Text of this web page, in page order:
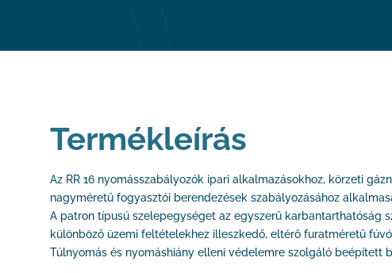
Termékleírás
Az RR 16 nyomásszabályozók ipari alkalmazásokhoz, körzeti
nagyméretű fogyasztói berendezések szabályozásához
A patron típusú szelepegységet az egyszerű karbantarthatóság
különböző üzemi feltételekhez illeszkedő, eltérő furatméretű
Túlnyomás és nyomáshiány elleni védelemre szolgáló beépített